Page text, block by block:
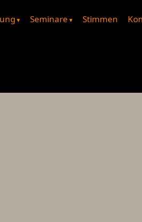
Seminare Stimmen